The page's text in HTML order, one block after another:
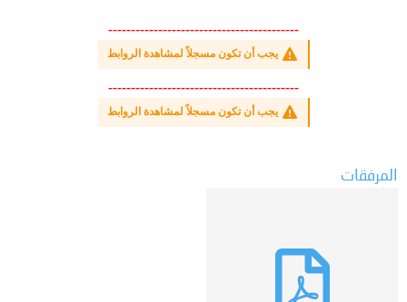
------------------------------------------
يجب أن تكون مسجلاً لمشاهدة الروابط
------------------------------------------
يجب أن تكون مسجلاً لمشاهدة الروابط
المرفقات